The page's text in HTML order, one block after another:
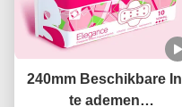
240mm Beschikbare In
te ademen